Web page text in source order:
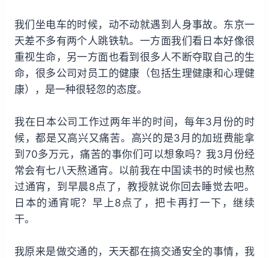
我们坐电车的时候，动不动就遇到人身事故。东京一
天差不多有两个人跳铁轨。一方面我们看日本好像很
重视生命，另一方面也看到很多人不断夺取自己的生
命，很多公司对员工的健康（包括生理健康和心理健
康），是一种很轻忽的态度。
我在日本公司工作过两年半的时间，每年3月份的时
候，都是又高兴又痛苦。高兴的是3月的加班费能拿
到70多万元，痛苦的事你们可以想象吗？我3月份经
常会有七八天熬通宵。以前我在中国读书的时候也熬
过通宵，到早晨8点了，教授就说你回去睡觉去吧。
日本的通宵呢？早上8点了，把卡再打一下，继续
干。
我原来是做交通的，天天都在搞交通安全的事情，我